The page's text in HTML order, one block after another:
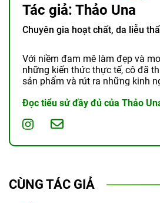
Tác giả: Thảo Una
Chuyên gia hoạt chất, da liễu
Với niềm đam mê làm đẹp và
những kiến thức thực tế, cô đã
sản phẩm và rút ra những kinh
Đọc tiểu sử đầy đủ của Thảo
CÙNG TÁC GIẢ